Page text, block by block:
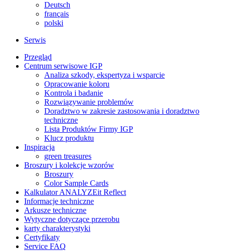
Deutsch
français
polski
Serwis
Przegląd
Centrum serwisowe IGP
Analiza szkody, ekspertyza i wsparcie
Opracowanie koloru
Kontrola i badanie
Rozwiązywanie problemów
Doradztwo w zakresie zastosowania i doradztwo
techniczne
Lista Produktów Firmy IGP
Klucz produktu
Inspiracja
green treasures
Broszury i kolekcje wzorów
Broszury
Color Sample Cards
Kalkulator ANALYZEit Reflect
Informacje techniczne
Arkusze techniczne
Wytyczne dotyczące przerobu
karty charakterystyki
Certyfikaty
Service FAQ